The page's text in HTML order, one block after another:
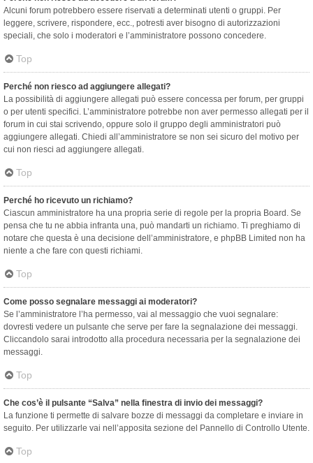
Alcuni forum potrebbero essere riservati a determinati utenti o gruppi. Per
leggere, scrivere, rispondere, ecc., potresti aver bisogno di autorizzazioni
speciali, che solo i moderatori e l’amministratore possono concedere.
Top
Perché non riesco ad aggiungere allegati?
La possibilità di aggiungere allegati può essere concessa per forum, per gruppi
o per utenti specifici. L’amministratore potrebbe non aver permesso allegati per il
forum in cui stai scrivendo, oppure solo il gruppo degli amministratori può
aggiungere allegati. Chiedi all’amministratore se non sei sicuro del motivo per
cui non riesci ad aggiungere allegati.
Top
Perché ho ricevuto un richiamo?
Ciascun amministratore ha una propria serie di regole per la propria Board. Se
pensa che tu ne abbia infranta una, può mandarti un richiamo. Ti preghiamo di
notare che questa è una decisione dell’amministratore, e phpBB Limited non ha
niente a che fare con questi richiami.
Top
Come posso segnalare messaggi ai moderatori?
Se l’amministratore l’ha permesso, vai al messaggio che vuoi segnalare:
dovresti vedere un pulsante che serve per fare la segnalazione dei messaggi.
Cliccandolo sarai introdotto alla procedura necessaria per la segnalazione dei
messaggi.
Top
Che cos’è il pulsante “Salva” nella finestra di invio dei messaggi?
La funzione ti permette di salvare bozze di messaggi da completare e inviare in
seguito. Per utilizzarle vai nell’apposita sezione del Pannello di Controllo Utente.
Top